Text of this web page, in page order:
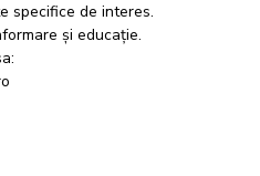
specifice de interes.
și educație.